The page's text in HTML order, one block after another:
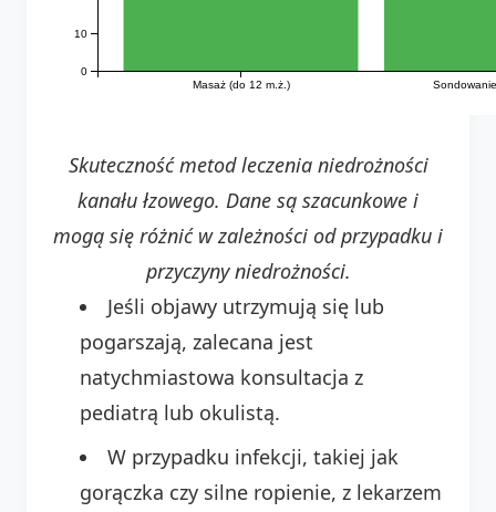
Masaż (do 12 m.ż.)
0
10
Skuteczność metod leczenia niedrożności
kanału łzowego. Dane są szacunkowe i
mogą się różnić w zależności od przypadku i
przyczyny niedrożności.
Jeśli objawy utrzymują się lub
pogarszają, zalecana jest
natychmiastowa konsultacja z
pediatrą lub okulistą.
W przypadku infekcji, takiej jak
gorączka czy silne ropienie, z lekarzem